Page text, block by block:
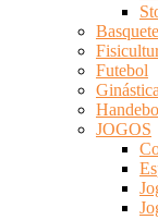
Basquete
Futebol
Ginástica
JOGOS